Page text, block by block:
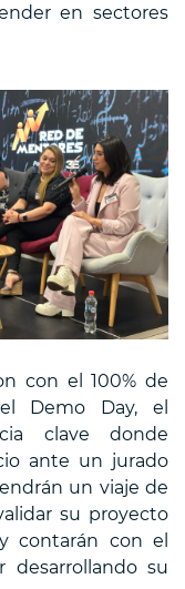
en sectores
con el 100% de
Demo Day, el
clave donde
ante un jurado
un viaje de
su proyecto
contarán con el
desarrollando su